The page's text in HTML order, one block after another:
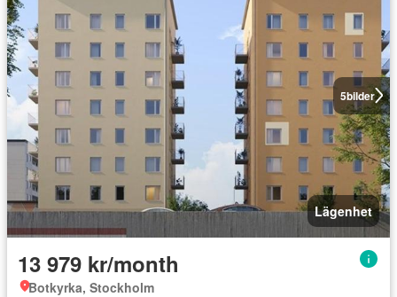
5bilder
Lägenhet
13 979 kr/month
Botkyrka, Stockholm